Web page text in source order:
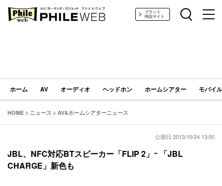
PHILE WEB｜AV/オーディオ/ガジェットブランド
特設サイト
ホーム AV オーディオ ヘッドホン ホームシアター モバイ
HOME > ニュース > AV&ホームシアターニュース
公開日 2013/10/24 13:00
JBL、NFC対応BTスピーカー「FLIP 2」ｰ 「JBL
CHARGE」新色も